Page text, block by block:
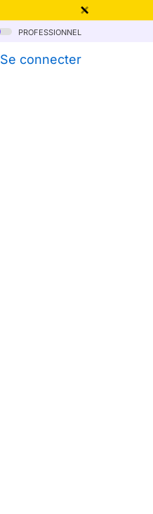
professionnel
Se connecter